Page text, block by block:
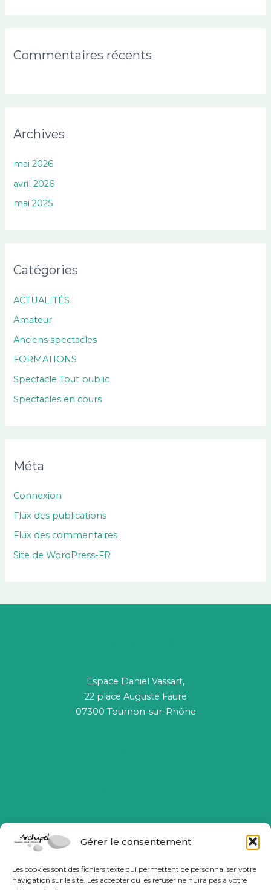
Gérer le consentement
Les cookies sont des fichiers texte qui permettent de personnaliser votre
navigation sur le site. Les accepter ou les refuser ne nuira pas à votre
Commentaires récents
Archives
mai 2026
avril 2026
mai 2025
Catégories
ACTUALITÉS
Amateur
Anciens spectacles
FORMATIONS
Spectacle Tout public
Spectacles en cours
Méta
Connexion
Flux des publications
Flux des commentaires
Site de WordPress-FR
Espace Daniel Vassart,
22 place Auguste Faure
07300 Tournon-sur-Rhône